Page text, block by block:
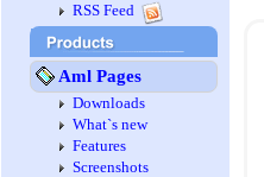
RSS Feed
Aml Pages
Downloads
What`s new
Features
Screenshots